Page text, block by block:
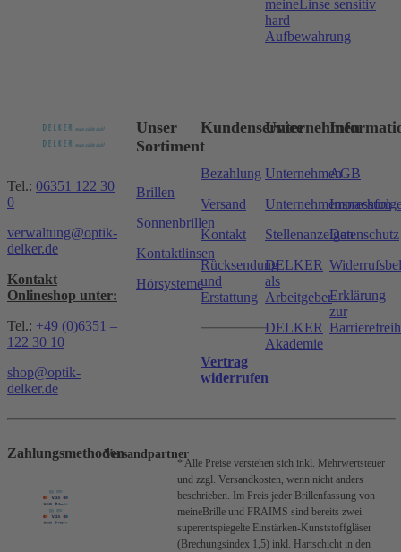
meineLinse sensitiv
hard
Aufbewahrung
Tel.: 06351 122 30
0
verwaltung@optik-
delker.de
Kontakt
Onlineshop unter:
Tel.: +49 (0)6351 –
122 30 10
shop@optik-
delker.de
Unser
Sortiment
Brillen
Sonnenbrillen
Kontaktlinsen
Hörsysteme
Kundenservice
Bezahlung
Versand
Kontakt
Rücksendung
und
Erstattung
Vertrag
widerrufen
Unternehmen
Unternehmen
Stellenanzeigen
DELKER
als
Arbeitgeber
DELKER
Akademie
AGB
Impressum
Datenschutz
Erklärung
zur
ZahlungsmethodenVersandpartner
* Alle Preise verstehen sich inkl. Mehrwertsteuer
und zzgl. Versandkosten, wenn nicht anders
beschrieben. Im Preis jeder Brillenfassung von
meineBrille und FRAIMS sind bereits zwei
superentspiegelte Einstärken-Kunststoffgläser
(Brechungsindex 1,5) inkl. Hartschicht in den